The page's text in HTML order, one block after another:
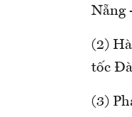
Nẵng
(2)
tốc
(3)